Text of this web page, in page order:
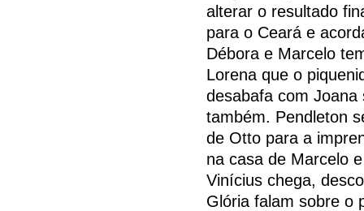
alterar o resultado
para o Ceará e
Débora e Marcelo
Lorena que o
desabafa com
também. Pendleton
de Otto para a
na casa de Marcelo
Vinícius chega,
Glória falam sobre o